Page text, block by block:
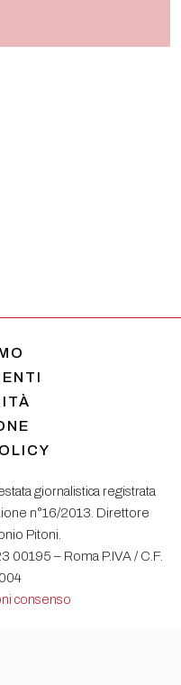
giornalistica registrata
n°16/2013. Direttore
Pitoni.
00195 – Roma P.IVA / C.F.
consenso